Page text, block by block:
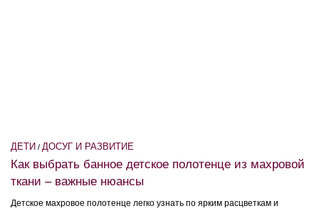
ДЕТИ / ДОСУГ И РАЗВИТИЕ
Как выбрать банное детское полотенце из махровой
ткани – важные нюансы
Детское махровое полотенце легко узнать по ярким расцветкам и